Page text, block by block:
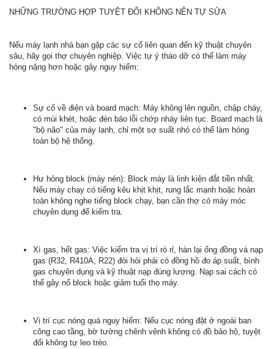
NHỮNG TRƯỜNG HỢP TUYỆT ĐỐI KHÔNG NÊN TỰ SỬA
Nếu máy lạnh nhà bạn gặp các sự cố liên quan đến kỹ thuật chuyên
sâu, hãy gọi thợ chuyên nghiệp. Việc tự ý tháo dỡ có thể làm máy
hỏng nặng hơn hoặc gây nguy hiểm:
Sự cố về điện và board mạch: Máy không lên nguồn, chập cháy,
có mùi khét, hoặc đèn báo lỗi chớp nháy liên tục. Board mạch là
"bộ não" của máy lạnh, chỉ một sơ suất nhỏ có thể làm hỏng
toàn bộ hệ thống.
Hư hỏng block (máy nén): Block máy là linh kiện đắt tiền nhất.
Nếu máy chạy có tiếng kêu khịt khịt, rung lắc mạnh hoặc hoàn
toàn không nghe tiếng block chạy, bạn cần thợ có máy móc
chuyên dụng để kiểm tra.
Xì gas, hết gas: Việc kiểm tra vị trí rò rỉ, hàn lại ống đồng và nạp
gas (R32, R410A, R22) đòi hỏi phải có đồng hồ đo áp suất, bình
gas chuyên dụng và kỹ thuật nạp đúng lượng. Nạp sai cách có
thể gây nổ block hoặc giảm tuổi thọ máy.
Vị trí cục nóng quá nguy hiểm: Nếu cục nóng đặt ở ngoài ban
công cao tầng, bờ tường chênh vênh không có đồ bảo hộ, tuyệt
đối không tự leo trèo.